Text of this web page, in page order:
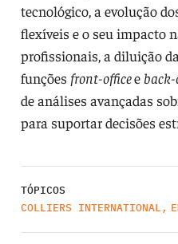
tecnológico, a evolução
flexíveis e o seu impacto
profissionais, a diluição
funções front-officeeback-
de análises avançadas
para suportar decisões
TÓPICOS
COLLIERS INTERNATIONAL ,